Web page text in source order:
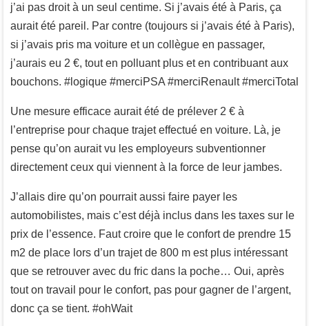
j’ai pas droit à un seul centime. Si j’avais été à Paris, ça
aurait été pareil. Par contre (toujours si j’avais été à Paris),
si j’avais pris ma voiture et un collègue en passager,
j’aurais eu 2 €, tout en polluant plus et en contribuant aux
bouchons. #logique #merciPSA #merciRenault #merciTotal
Une mesure efficace aurait été de prélever 2 € à
l’entreprise pour chaque trajet effectué en voiture. Là, je
pense qu’on aurait vu les employeurs subventionner
directement ceux qui viennent à la force de leur jambes.
J’allais dire qu’on pourrait aussi faire payer les
automobilistes, mais c’est déjà inclus dans les taxes sur le
prix de l’essence. Faut croire que le confort de prendre 15
m2 de place lors d’un trajet de 800 m est plus intéressant
que se retrouver avec du fric dans la poche… Oui, après
tout on travail pour le confort, pas pour gagner de l’argent,
donc ça se tient. #ohWait